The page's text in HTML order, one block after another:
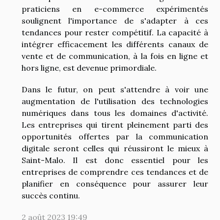
praticiens en e-commerce expérimentés
soulignent l'importance de s'adapter à ces
tendances pour rester compétitif. La capacité à
intégrer efficacement les différents canaux de
vente et de communication, à la fois en ligne et
hors ligne, est devenue primordiale.
Dans le futur, on peut s'attendre à voir une
augmentation de l'utilisation des technologies
numériques dans tous les domaines d'activité.
Les entreprises qui tirent pleinement parti des
opportunités offertes par la communication
digitale seront celles qui réussiront le mieux à
Saint-Malo. Il est donc essentiel pour les
entreprises de comprendre ces tendances et de
planifier en conséquence pour assurer leur
succès continu.
2 août 2023 19:49